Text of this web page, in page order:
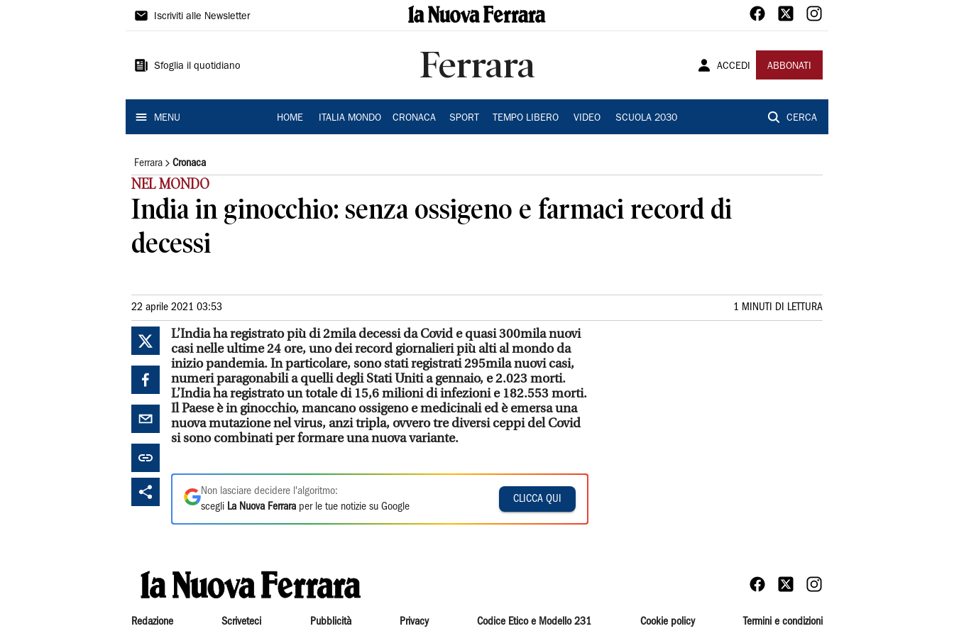
La
Ferrara
Iscriviti alle Newsletter
Sfoglia il quotidiano Ferrara ACCEDI ABBONATI
MENU HOME ITALIA MONDO CRONACA SPORT TEMPO LIBERO VIDEO SCUOLA 2030 CERCA
Ferrara Cronaca
NEL MONDO
India in ginocchio: senza ossigeno e farmaci record di
decessi
22 aprile 2021 03:53 1 MINUTI DI LETTURA
L’India ha registrato più di 2mila decessi da Covid e quasi 300mila nuovi
casi nelle ultime 24 ore, uno dei record giornalieri più alti al mondo da
inizio pandemia. In particolare, sono stati registrati 295mila nuovi casi,
numeri paragonabili a quelli degli Stati Uniti a gennaio, e 2.023 morti.
L’India ha registrato un totale di 15,6 milioni di infezioni e 182.553 morti.
Il Paese è in ginocchio, mancano ossigeno e medicinali ed è emersa una
nuova mutazione nel virus, anzi tripla, ovvero tre diversi ceppi del Covid
si sono combinati per formare una nuova variante.
Non lasciare decidere l'algoritmo:
scegli La Nuova Ferrara per le tue notizie su Google
CLICCA QUI
Redazione Scriveteci Pubblicità Privacy Codice Etico e Modello 231 Cookie policy Termini e condizioni